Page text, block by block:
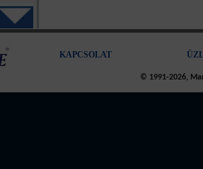
KAPCSOLAT
© 1991-2026,